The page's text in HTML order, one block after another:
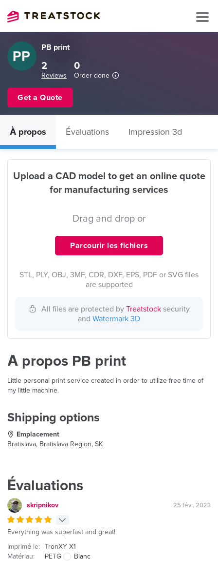
PB print
2
Reviews
0
Order done
Get a Quote
À propos Évaluations Impression 3d
Upload a CAD model to get an online quote
for manufacturing services
Drag and drop or
Parcourir les fichiers
STL, PLY, OBJ, 3MF, CDR, DXF, EPS, PDF or SVG files
are supported
All files are protected by Treatstocksecurity
and Watermark 3D
À propos PB print
Little personal print service created in order to utilize free time of
my little machine.
Shipping options
Emplacement
Bratislava, Bratislava Region, SK
Évaluations
skripnikov 25 févr. 2023
Everything was superfast and great!
Imprimé le: TronXY X1
Matériau:
PETG Blanc